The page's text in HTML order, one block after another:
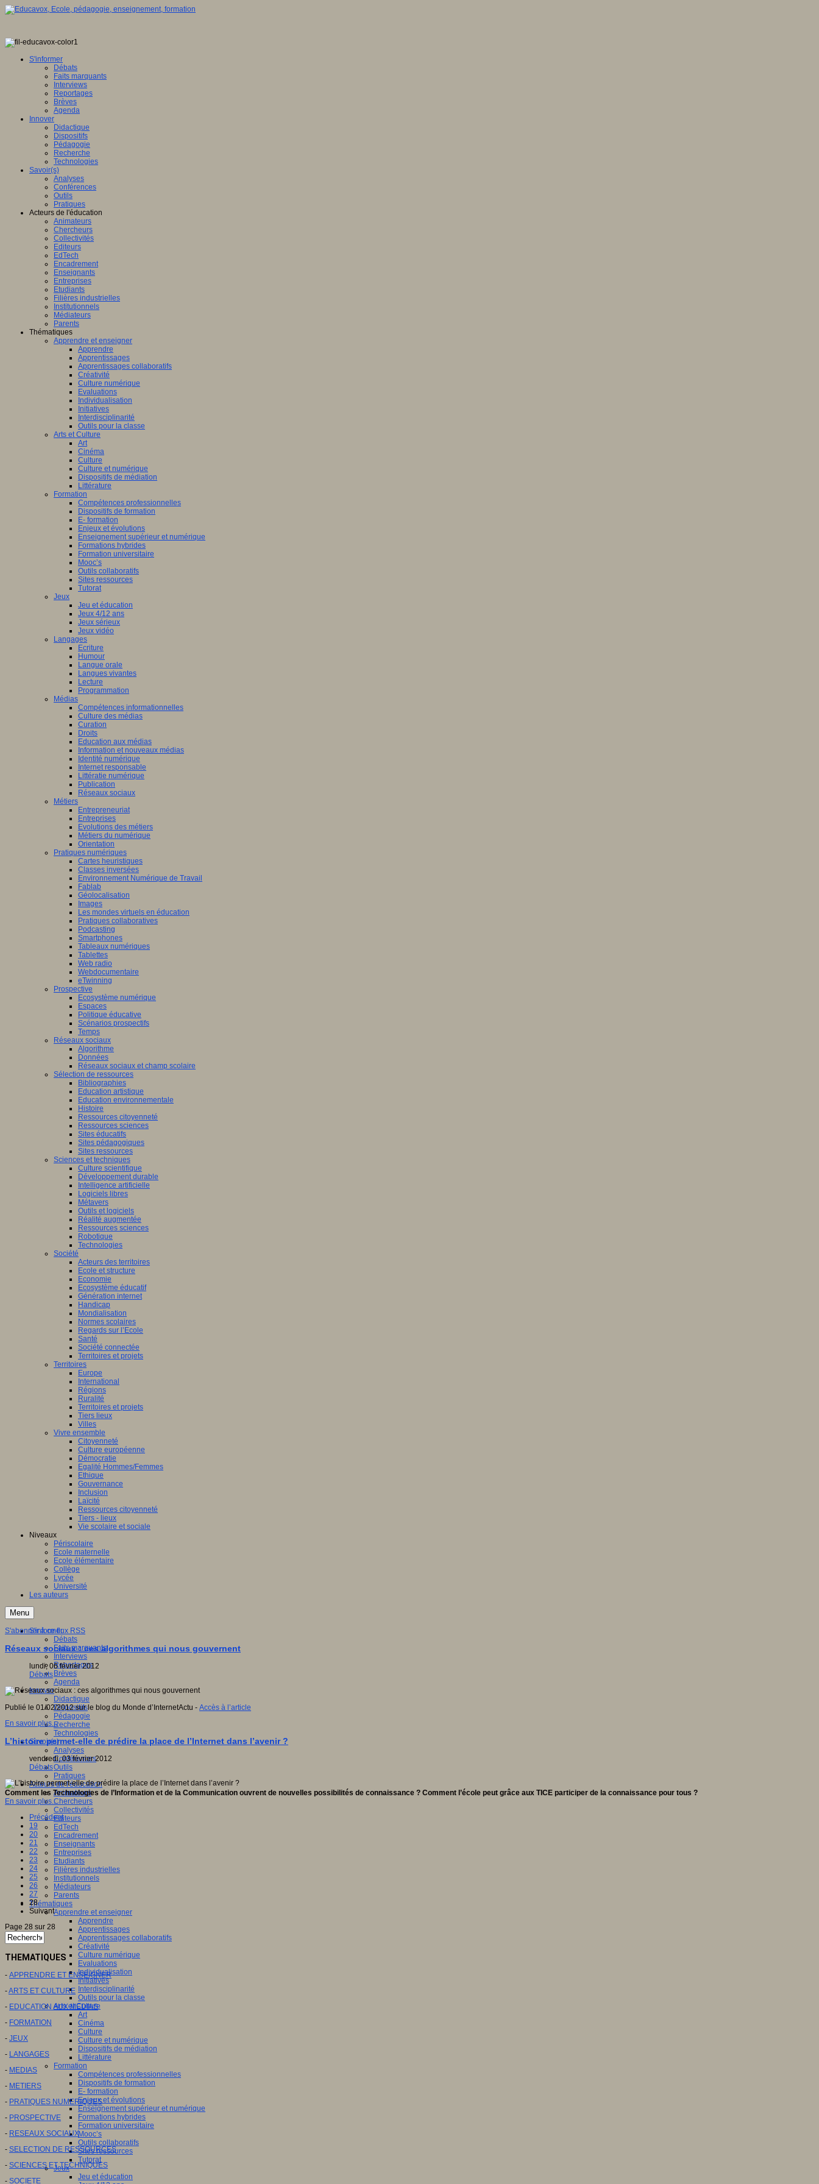
S'informer
Débats
Faits marquants
Interviews
Reportages
Brèves
Agenda
Innover
Didactique
Dispositifs
Pédagogie
Recherche
Technologies
Savoir(s)
Analyses
Conférences
Outils
Pratiques
Acteurs de l'éducation
Animateurs
Chercheurs
Collectivités
Editeurs
EdTech
Encadrement
Enseignants
Entreprises
Etudiants
Filières industrielles
Institutionnels
Médiateurs
Parents
Thématiques
Apprendre et enseigner
Apprendre
Apprentissages
Apprentissages collaboratifs
Créativité
Culture numérique
Evaluations
Individualisation
Initiatives
Interdisciplinarité
Outils pour la classe
Arts et Culture
Art
Cinéma
Culture
Culture et numérique
Dispositifs de médiation
Littérature
Formation
Compétences professionnelles
Dispositifs de formation
E- formation
Enjeux et évolutions
Enseignement supérieur et numérique
Formations hybrides
Formation universitaire
Mooc’s
Outils collaboratifs
Sites ressources
Tutorat
Jeux
Jeu et éducation
Jeux 4/12 ans
Jeux sérieux
Jeux vidéo
Langages
Ecriture
Humour
Langue orale
Langues vivantes
Lecture
Programmation
Médias
Compétences informationnelles
Culture des médias
Curation
Droits
Education aux médias
Information et nouveaux médias
Identité numérique
Internet responsable
Littératie numérique
Publication
Réseaux sociaux
Métiers
Entrepreneuriat
Entreprises
Evolutions des métiers
Métiers du numérique
Orientation
Pratiques numériques
Cartes heuristiques
Classes inversées
Environnement Numérique de Travail
Fablab
Géolocalisation
Images
Les mondes virtuels en éducation
Pratiques collaboratives
Podcasting
Smartphones
Tableaux numériques
Tablettes
Web radio
Webdocumentaire
eTwinning
Prospective
Ecosystème numérique
Espaces
Politique éducative
Scénarios prospectifs
Temps
Réseaux sociaux
Algorithme
Données
Réseaux sociaux et champ scolaire
Sélection de ressources
Bibliographies
Education artistique
Education environnementale
Histoire
Ressources citoyenneté
Ressources sciences
Sites éducatifs
Sites pédagogiques
Sites ressources
Sciences et techniques
Culture scientifique
Développement durable
Intelligence artificielle
Logiciels libres
Métavers
Outils et logiciels
Réalité augmentée
Ressources sciences
Robotique
Technologies
Société
Acteurs des territoires
Ecole et structure
Economie
Ecosystème éducatif
Génération internet
Handicap
Mondialisation
Normes scolaires
Regards sur l’Ecole
Santé
Société connectée
Territoires et projets
Territoires
Europe
International
Régions
Ruralité
Territoires et projets
Tiers lieux
Villes
Vivre ensemble
Citoyenneté
Culture européenne
Démocratie
Egalité Hommes/Femmes
Ethique
Gouvernance
Inclusion
Laïcité
Ressources citoyenneté
Tiers - lieux
Vie scolaire et sociale
Niveaux
Périscolaire
Ecole maternelle
Ecole élémentaire
Collège
Lycée
Université
Les auteurs
Menu
S'informer
Débats
Faits marquants
Interviews
Reportages
Brèves
Agenda
Innover
Didactique
Dispositifs
Pédagogie
Recherche
Technologies
Savoir(s)
Analyses
Conférences
Outils
Pratiques
Acteurs de l'éducation
Animateurs
Chercheurs
Collectivités
Editeurs
EdTech
Encadrement
Enseignants
Entreprises
Etudiants
Filières industrielles
Institutionnels
Médiateurs
Parents
Thématiques
Apprendre et enseigner
Apprendre
Apprentissages
Apprentissages collaboratifs
Créativité
Culture numérique
Evaluations
Individualisation
Initiatives
Interdisciplinarité
Outils pour la classe
Arts et Culture
Art
Cinéma
Culture
Culture et numérique
Dispositifs de médiation
Littérature
Formation
Compétences professionnelles
Dispositifs de formation
E- formation
Enjeux et évolutions
Enseignement supérieur et numérique
Formations hybrides
Formation universitaire
Mooc’s
Outils collaboratifs
Sites ressources
Tutorat
Jeux
Jeu et éducation
S'abonner à ce flux RSS
Réseaux sociaux : ces algorithmes qui nous gouvernent
lundi, 06 février 2012
Débats
Publié le 01/02/2012 sur le blog du Monde d’InternetActu - Accès à l’article
En savoir plus...
L’histoire permet-elle de prédire la place de l’Internet dans l’avenir ?
vendredi, 03 février 2012
Débats
Comment les Technologies de l’Information et de la Communication ouvrent de nouvelles possibilités de connaissance ? Comment l’école peut grâce aux TICE participer de la connaissance pour tous ?
En savoir plus...
Précédent
19
20
21
22
23
24
25
26
27
28
Suivant
Page 28 sur 28
THEMATIQUES
- APPRENDRE ET ENSEIGNER
-ARTS ET CULTURE
- EDUCATION AUX MEDIAS
- FORMATION
- JEUX
- LANGAGES
- MEDIAS
- METIERS
- PRATIQUES NUMERIQUES
- PROSPECTIVE
- RESEAUX SOCIAUX
- SELECTION DE RESSOURCES
- SCIENCES ET TECHNIQUES
- SOCIETE